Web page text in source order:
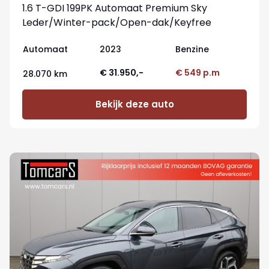
1.6 T-GDI 199PK Automaat Premium Sky
Leder/Winter-pack/Open-dak/Keyfree
Automaat 2023 Benzine
28.070 km € 31.950,- € 549 p.m
Bekijk deze auto